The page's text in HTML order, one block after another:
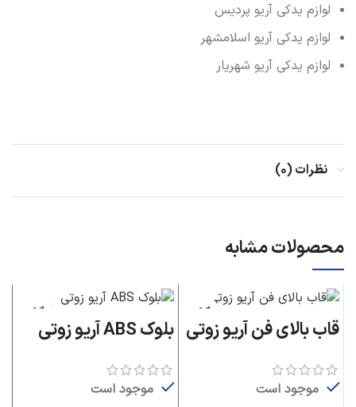
لوازم یدکی آریو پردیس
لوازم یدکی آریو اسلامشهر
لوازم یدکی آریو شهریار
نظرات (۰)
محصولات مشابه
قاب بالای فن آریو زوتی
موجود است
بلوک ABS آریو زوتی
موجود است